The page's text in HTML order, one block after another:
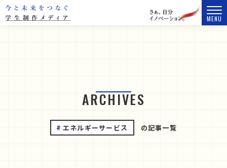
MENU
ARCHIVES
エネルギーサービス の記事一覧